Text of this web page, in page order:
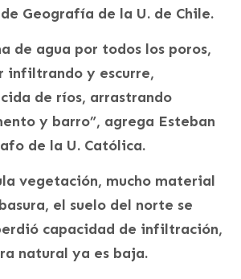
Geografía de la U. de Chile.
de agua por todos los poros,
infiltrando y escurre,
de ríos, arrastrando
y barro”, agrega Esteban
de la U. Católica.
vegetación, mucho material
el suelo del norte se
capacidad de infiltración,
natural ya es baja.